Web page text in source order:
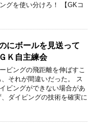
グを使い分けろ！ 【GKコ
にボールを見送って
Ｋ自主練会
ビングの飛距離を伸ばすこ
それが間違いだった。 ス
ビングができない場合があ
ダイビングの技術を確実に